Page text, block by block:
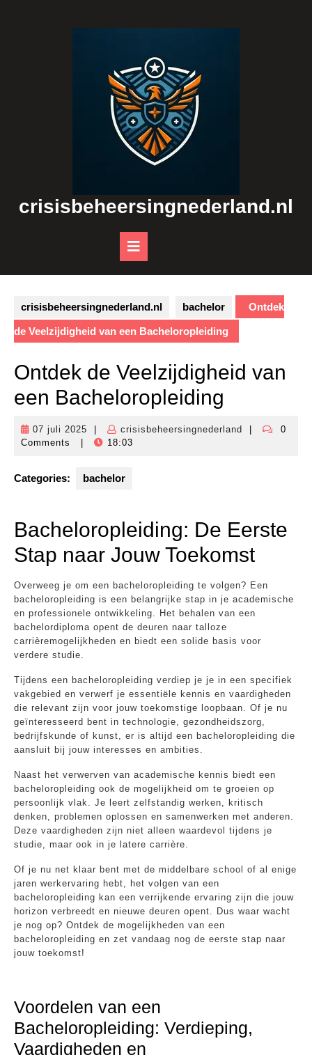
crisisbeheersingnederland.nl
Button
crisisbeheersingnederland.nl bachelor Ontdek
de Veelzijdigheid van een Bacheloropleiding
Ontdek de Veelzijdigheid van
een Bacheloropleiding
07 juli 2025
07
juli
crisisbeheersingnederland
0
Comments
18:03
Categories: bachelor
Bacheloropleiding: De Eerste
Stap naar Jouw Toekomst
Overweeg je om een bacheloropleiding te volgen? Een
bacheloropleiding is een belangrijke stap in je academische
en professionele ontwikkeling. Het behalen van een
bachelordiploma opent de deuren naar talloze
carrièremogelijkheden en biedt een solide basis voor
verdere studie.
Tijdens een bacheloropleiding verdiep je je in een specifiek
vakgebied en verwerf je essentiële kennis en vaardigheden
die relevant zijn voor jouw toekomstige loopbaan. Of je nu
geïnteresseerd bent in technologie, gezondheidszorg,
bedrijfskunde of kunst, er is altijd een bacheloropleiding die
aansluit bij jouw interesses en ambities.
Naast het verwerven van academische kennis biedt een
bacheloropleiding ook de mogelijkheid om te groeien op
persoonlijk vlak. Je leert zelfstandig werken, kritisch
denken, problemen oplossen en samenwerken met anderen.
Deze vaardigheden zijn niet alleen waardevol tijdens je
studie, maar ook in je latere carrière.
Of je nu net klaar bent met de middelbare school of al enige
jaren werkervaring hebt, het volgen van een
bacheloropleiding kan een verrijkende ervaring zijn die jouw
horizon verbreedt en nieuwe deuren opent. Dus waar wacht
je nog op? Ontdek de mogelijkheden van een
bacheloropleiding en zet vandaag nog de eerste stap naar
jouw toekomst!
Voordelen van een
Bacheloropleiding: Verdieping,
Vaardigheden en